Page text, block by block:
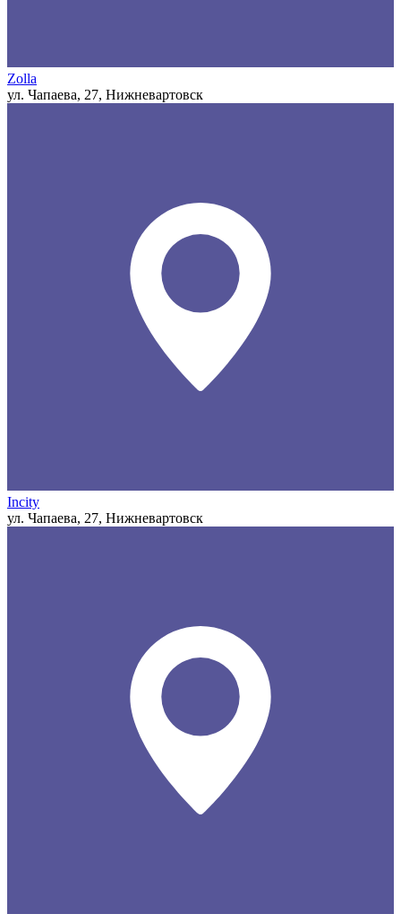
Zolla
ул. Чапаева, 27, Нижневартовск
Incity
ул. Чапаева, 27, Нижневартовск